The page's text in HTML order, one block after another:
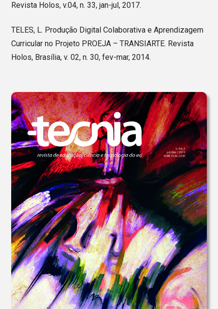
Revista Holos, v.04, n. 33, jan-jul, 2017.
TELES, L. Produção Digital Colaborativa e Aprendizagem
Curricular no Projeto PROEJA – TRANSIARTE. Revista
Holos, Brasília, v. 02, n. 30, fev-mar, 2014.